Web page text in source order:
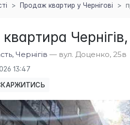
Продаж квартир у Чернігові
Чернігів — вул. Доценко, 25в
13:47